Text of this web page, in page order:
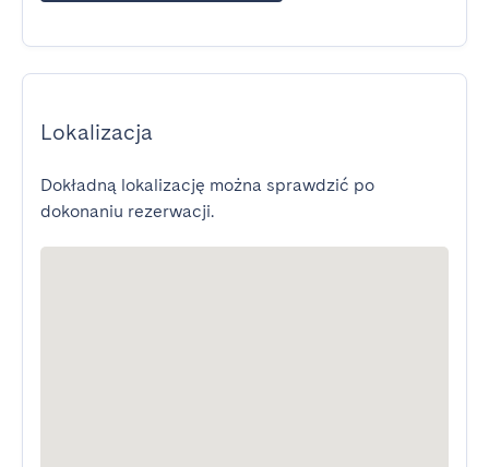
Lokalizacja
Dokładną lokalizację można sprawdzić po
dokonaniu rezerwacji.